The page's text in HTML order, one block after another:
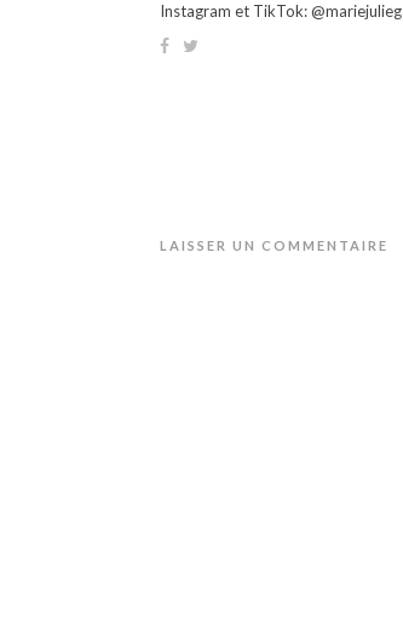
Instagram et TikTok:
LAISSER UN COMMENTAIRE